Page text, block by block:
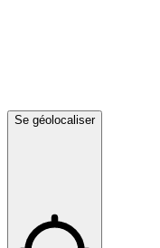
Se géolocaliser